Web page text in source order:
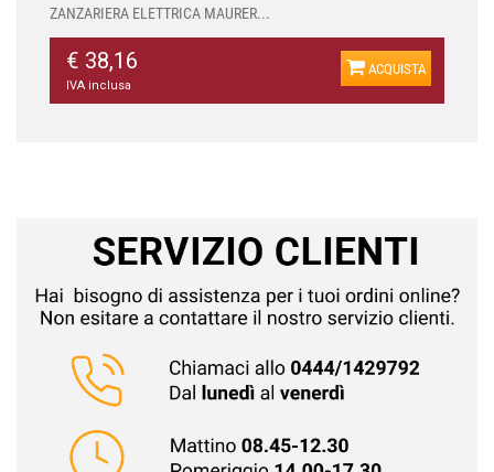
ZANZARIERA ELETTRICA MAURER...
€ 38,16
IVA inclusa
ACQUISTA